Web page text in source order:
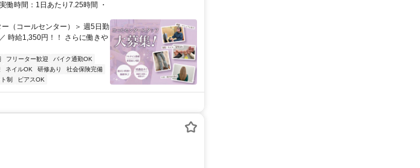
働時間：1日あたり7.25時間 ・
（コールセンター）＞ 週5日勤
時給1,350円！！ さらに働きや
フリーター歓迎
バイク通勤OK
ネイルOK 研修あり
社会保険完備
制 ピアスOK